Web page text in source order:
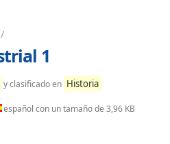
/
1
y clasificado en Historia
español con un tamaño de 3,96 KB